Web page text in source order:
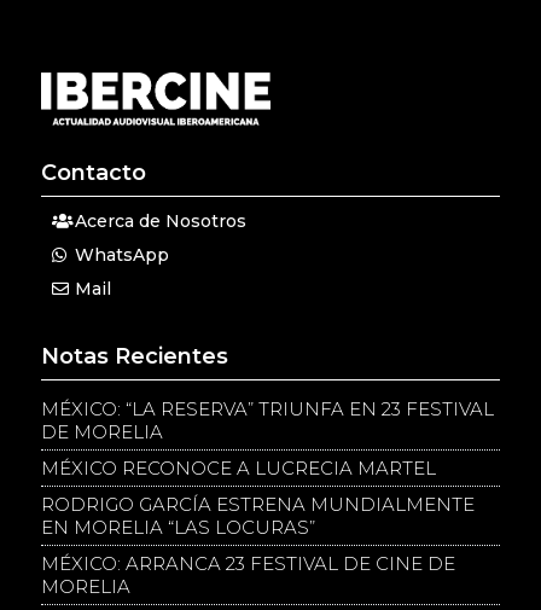
Contacto
Acerca de Nosotros
WhatsApp
Mail
Notas Recientes
MÉXICO: “LA RESERVA” TRIUNFA EN 23 FESTIVAL
DE MORELIA
MÉXICO RECONOCE A LUCRECIA MARTEL
RODRIGO GARCÍA ESTRENA MUNDIALMENTE
EN MORELIA “LAS LOCURAS”
MÉXICO: ARRANCA 23 FESTIVAL DE CINE DE
MORELIA